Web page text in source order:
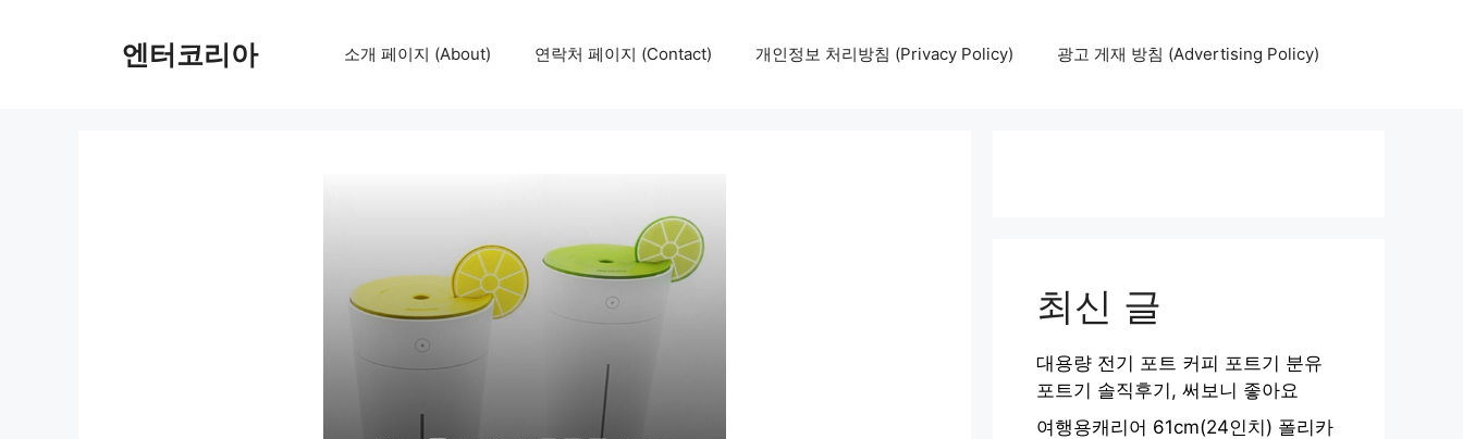
엔터코리아 소개 페이지 (About) 연락처 페이지 (Contact) 개인정보 처리방침 (Privacy Policy) 광고 게재 방침 (Advertising Policy)
최신 글
대용량 전기 포트 커피 포트기 분유
포트기 솔직후기, 써보니 좋아요
여행용캐리어 61cm(24인치) 폴리카